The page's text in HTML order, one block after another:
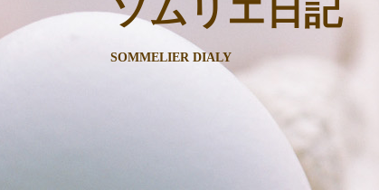
ソムリエ日記
SOMMELIER DIALY